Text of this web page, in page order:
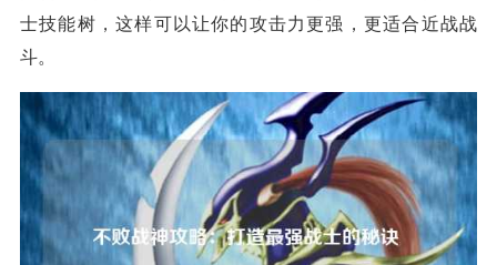
士技能树，这样可以让你的攻击力更强，更适合近战战
斗。